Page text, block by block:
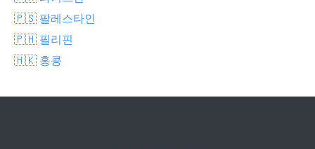
🇵🇸 팔레스타인
🇵🇭 필리핀
🇭🇰 홍콩